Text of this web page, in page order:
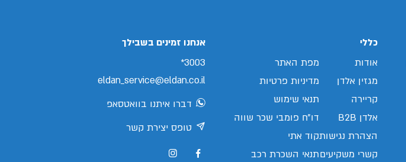
כללי
אודות
מגזין אלדן
קריירה
אלדן B2B
הצהרת נגישות
קשרי משקיעים
מפת האתר
מדיניות פרטיות
תנאי שימוש
דו"ח פומבי שכר שווה
קוד אתי
תנאי השכרת רכב
אנחנו זמינים בשבילך
3003*
eldan_service@eldan.co.il
דברו איתנו בוואטסאפ
טופס יצירת קשר